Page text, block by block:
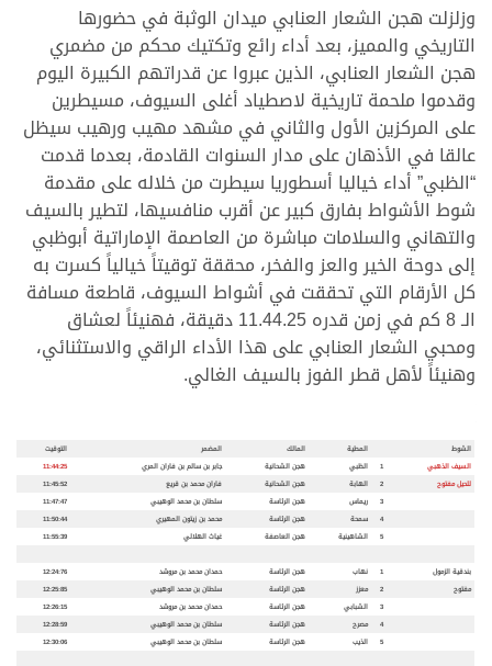
وزلزلت هجن الشعار العنابي ميدان الوثبة في حضورها
التاريخي والمميز، بعد أداء رائع وتكتيك محكم من مضمري
هجن الشعار العنابي، الذين عبروا عن قدراتهم الكبيرة اليوم
وقدموا ملحمة تاريخية لاصطياد أغلى السيوف، مسيطرين
على المركزين الأول والثاني في مشهد مهيب ورهيب سيظل
عالقا في الأذهان على مدار السنوات القادمة، بعدما قدمت
“الظبي” أداء خياليا أسطوريا سيطرت من خلاله على مقدمة
شوط الأشواط بفارق كبير عن أقرب منافسيها، لتطير بالسيف
والتهاني والسلامات مباشرة من العاصمة الإماراتية أبوظبي
إلى دوحة الخير والعز والفخر، محققة توقيتاً خيالياً كسرت به
كل الأرقام التي تحققت في أشواط السيوف، قاطعة مسافة
الـ 8 كم في زمن قدره 11.44.25 دقيقة، فهنيئاً لعشاق
ومحبي الشعار العنابي على هذا الأداء الراقي والاستثنائي،
وهنيئاً لأهل قطر الفوز بالسيف الغالي.
الشوط المطية المالك المضمر
التوقيت
السيف الذهبي
1 الظبي هجن الشحانية جابر بن سالم بن فاران المري
11:44:25
للحيل مفتوح
2 الهابة هجن الشحانية فاران محمد بن قريع
11:45:52
3
ريماس هجن الرئاسة سلطان بن محمد الوهيبي
11:47:47
4
سمحة هجن الرئاسة محمد بن زيتون المهيري
11:50:44
5
الشاهينية هجن العاصفة غياث الهلالي 11:55:39
بندقية الزمول 1 نهاب هجن الرئاسة حمدان محمد بن مروشد
12:24:76
مفتوح
2 معزز هجن الرئاسة سلطان بن محمد الوهيبي
12:25:85
3
الشبابي هجن الرئاسة حمدان محمد بن مروشد
12:26:15
4
مصرح هجن الرئاسة سلطان بن محمد الوهيبي
12:28:59
5
الذيب هجن الرئاسة سلطان بن محمد الوهيبي 12:30:06